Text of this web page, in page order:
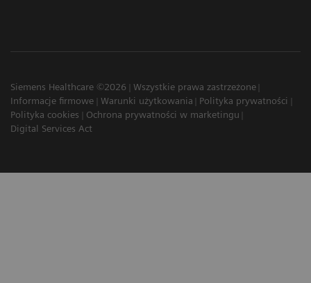
Siemens Healthcare ©2026
Wszystkie prawa zastrzeżone
Informacje firmowe
Warunki użytkowania
Polityka prywatności
Polityka cookies
Ochrona prywatności w marketingu
Digital Services Act